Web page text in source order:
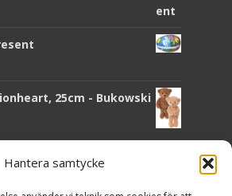
Hantera samtycke
25cm - Bukowski
Present